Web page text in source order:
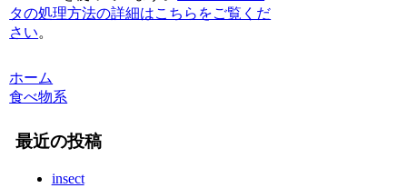
タの処理方法の詳細はこちらをご覧くだ
さい。
ホーム
食べ物系
最近の投稿
insect